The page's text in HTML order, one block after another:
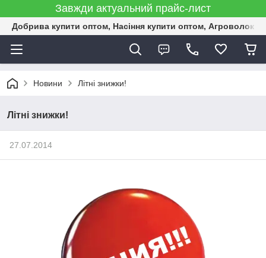
Завжди актуальний прайс-лист
Добрива купити оптом, Насіння купити оптом,
Новини Літні знижки!
Літні знижки!
27.07.2014